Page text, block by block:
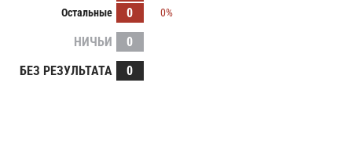
Остальные
0 0%
НИЧЬИ
0
БЕЗ РЕЗУЛЬТАТА
0